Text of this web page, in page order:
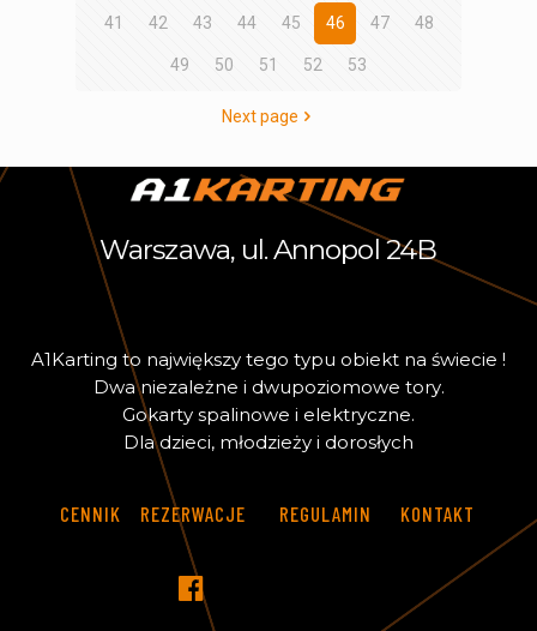
41 42 43 44 45 46 47 48
49 50 51 52 53
Next page
Warszawa, ul. Annopol 24B
A1Karting to największy tego typu obiekt na świecie !
Dwa niezależne i dwupoziomowe tory.
Gokarty spalinowe i elektryczne.
Dla dzieci, młodzieży i dorosłych
CENNIK REZERWACJE REGULAMIN KONTAKT